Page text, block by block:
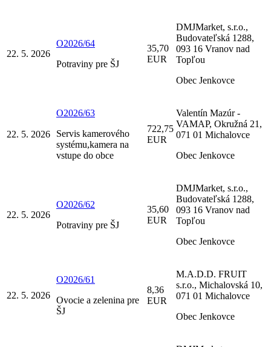
22. 5. 2026
O2026/64
Potraviny pre ŠJ
35,70
EUR
DMJMarket, s.r.o.,
Budovateľská 1288,
093 16 Vranov nad
Topľou
Obec Jenkovce
22. 5. 2026
O2026/63
Servis kamerového
systému,kamera na
vstupe do obce
722,75
EUR
Valentín Mazúr -
VAMAP, Okružná 21,
071 01 Michalovce
Obec Jenkovce
22. 5. 2026
O2026/62
Potraviny pre ŠJ
35,60
EUR
DMJMarket, s.r.o.,
Budovateľská 1288,
093 16 Vranov nad
Topľou
Obec Jenkovce
22. 5. 2026
O2026/61
Ovocie a zelenina pre
ŠJ
8,36
EUR
M.A.D.D. FRUIT
s.r.o., Michalovská 10,
071 01 Michalovce
Obec Jenkovce